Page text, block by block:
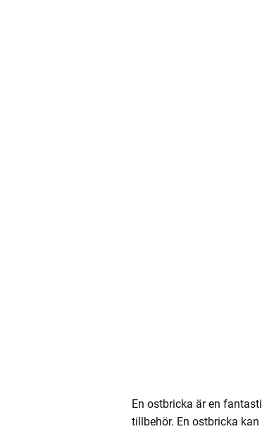
En ostbricka är en
tillbehör. En ostbricka